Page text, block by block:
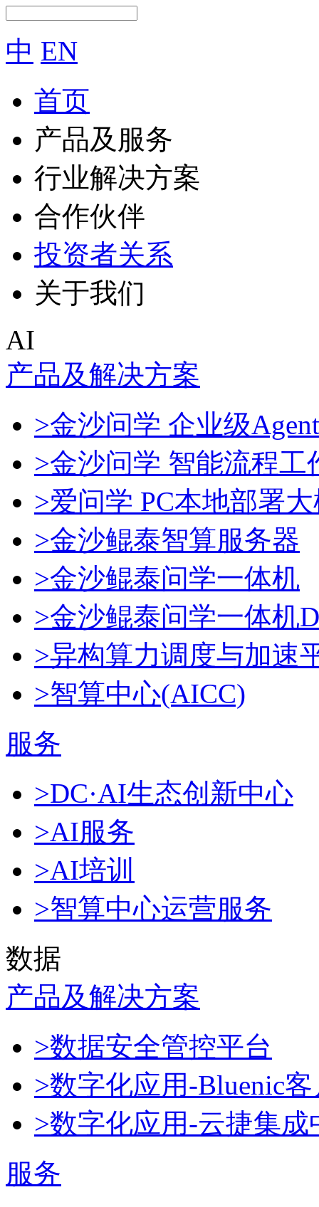
中 EN
首页
产品及服务
行业解决方案
合作伙伴
投资者关系
关于我们
AI
产品及解决方案
>金沙问学 企业级
>金沙问学 智能流程工
>爱问学 PC本地部署
>金沙鲲泰智算服务器
>金沙鲲泰问学一体机
>金沙鲲泰问学一体机
>异构算力调度与加速
>智算中心(AICC)
服务
>DC·AI生态创新中心
>AI服务
>AI培训
>智算中心运营服务
数据
产品及解决方案
>数据安全管控平台
>数字化应用-Bluenic
>数字化应用-云捷集成
服务